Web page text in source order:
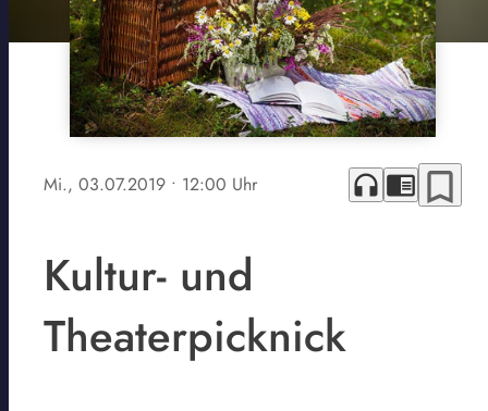
Mi., 03.07.2019 • 12:00 Uhr headphones chrome_reader_mode bookmark_border
Kultur- und
Theaterpicknick